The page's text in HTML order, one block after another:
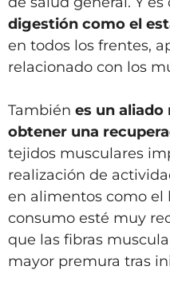
digestión como el
en todos los frentes,
relacionado con los
También es un
obtener una
tejidos musculares
realización de
en alimentos como el
consumo esté muy
que las fibras
mayor premura tras